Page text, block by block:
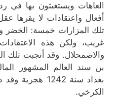
العاهات ويستغيثون بها في
أفعال واعتقادات لا يقرها
تلك المزارات خمسة: الخضر
غريب، ولكن هذه
والاضمحلال. وقد أنجبت تلك
بن سند العالم المشهور
بغداد سنة
الكرخي.